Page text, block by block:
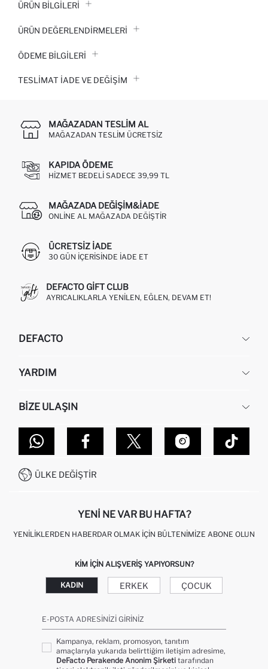
ÜRÜN BILGILERI
ÜRÜN DEĞERLENDİRMELERİ
ÖDEME BİLGİLERİ
TESLIMAT İADE VE DEĞIŞIM
MAĞAZADAN TESLIM AL
MAĞAZADAN TESLIM ÜCRETSIZ
KAPIDA ÖDEME
HIZMET BEDELI SADECE 39,99 TL
MAĞAZADA DEĞIŞIM&İADE
ONLINE AL MAĞAZADA DEĞIŞTIR
ÜCRETSIZ IADE
30 GÜN IÇERISINDE IADE ET
DEFACTO GIFT CLUB
AYRICALIKLARLA YENILEN, EĞLEN, DEVAM ET!
DEFACTO
HAKKIMIZDA
KURUMSAL SATIŞ
DEFACTO TEKNOLOJI
SITEMAP
YARDIM
SIPARIŞIMI NASIL TAKIP EDERIM?
NASIL İADE EDERIM?
GIFT CLUB SIKÇA SORULAN SORULAR
İŞLEM REHBERI
KAMPANYALAR
BIZE ULAŞIN
MAĞAZALARIMIZ
İLETIŞIM FORMU
0850 333 22 86
ÜLKE DEĞIŞTIR
YENI NE VAR BU HAFTA?
YENILIKLERDEN HABERDAR OLMAK İÇIN BÜLTENIMIZE ABONE OLUN
KIM IÇIN ALIŞVERIŞ YAPIYORSUN?
KADIN ERKEK ÇOCUK
E-POSTA ADRESINIZI GIRINIZ
Kampanya, reklam, promosyon, tanıtım
amaçlarıyla yukarıda belirttiğim iletişim adresime,
DeFacto Perakende Anonim Şirketi tarafından